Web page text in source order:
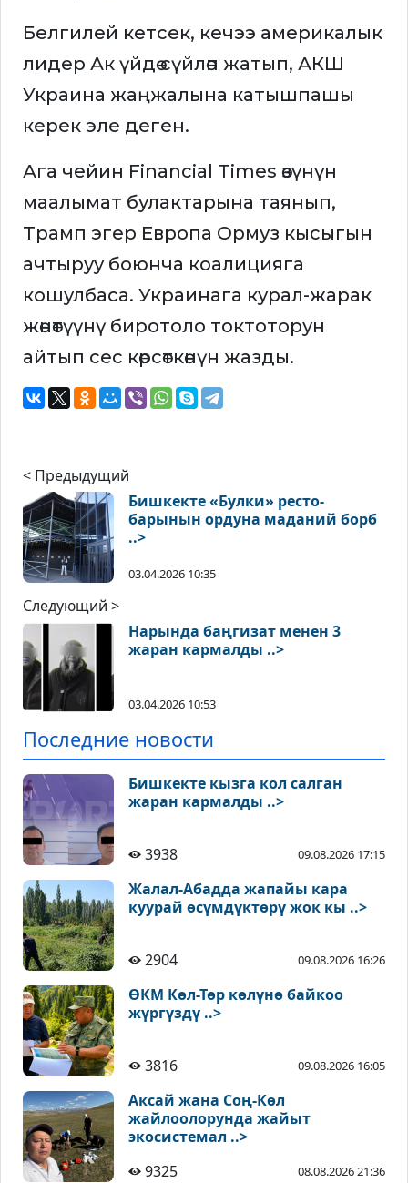
Белгилей кетсек, кечээ америкалык
лидер Ак үйдө сүйлөп жатып, АКШ
Украина жаңжалына катышпашы
керек эле деген.
Ага чейин Financial Times өзүнүн
маалымат булактарына таянып,
Трамп эгер Европа Ормуз кысыгын
ачтыруу боюнча коалицияга
кошулбаса. Украинага курал-жарак
жөнөтүүнү биротоло токтоторун
айтып сес көрсөткөнүн жазды.
< Предыдущий
Бишкекте «Булки» ресто-
барынын ордуна маданий борб
..>
03.04.2026 10:35
Следующий >
Нарында баңгизат менен 3
жаран кармалды ..>
03.04.2026 10:53
Последние новости
Бишкекте кызга кол салган
жаран кармалды ..>
3938 09.08.2026 17:15
Жалал-Абадда жапайы кара
куурай өсүмдүктөрү жок кы ..>
2904 09.08.2026 16:26
ӨКМ Көл-Төр көлүнө байкоо
жүргүздү ..>
3816 09.08.2026 16:05
Аксай жана Соң-Көл
жайлоолорунда жайыт
экосистемал ..>
9325
08.08.2026 21:36